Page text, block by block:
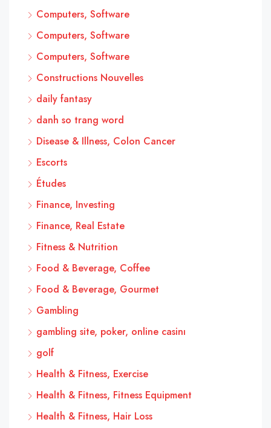
Computers, Software
Computers, Software
Computers, Software
Constructions Nouvelles
daily fantasy
danh so trang word
Disease & Illness, Colon Cancer
Escorts
Études
Finance, Investing
Finance, Real Estate
Fitness & Nutrition
Food & Beverage, Coffee
Food & Beverage, Gourmet
Gambling
gambling site, poker, online casinı
golf
Health & Fitness, Exercise
Health & Fitness, Fitness Equipment
Health & Fitness, Hair Loss